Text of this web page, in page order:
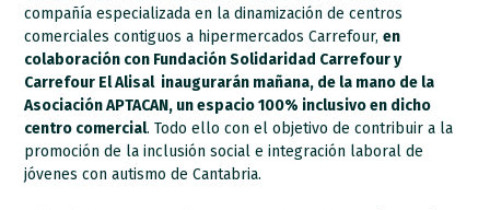
compañía especializada en la dinamización de centros
comerciales contiguos a hipermercados Carrefour,en
colaboración con Fundación Solidaridad Carrefour y
Carrefour El Alisal inaugurarán mañana, de la mano de la
Asociación APTACAN, un espacio 100% inclusivo en dicho
centro comercial. Todo ello con el objetivo de contribuir a la
promoción de la inclusión social e integración laboral de
jóvenes con autismo de Cantabria.